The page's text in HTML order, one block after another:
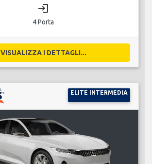
login
4 Porta
VISUALIZZA I DETTAGLI...
ELITE INTERMEDIA